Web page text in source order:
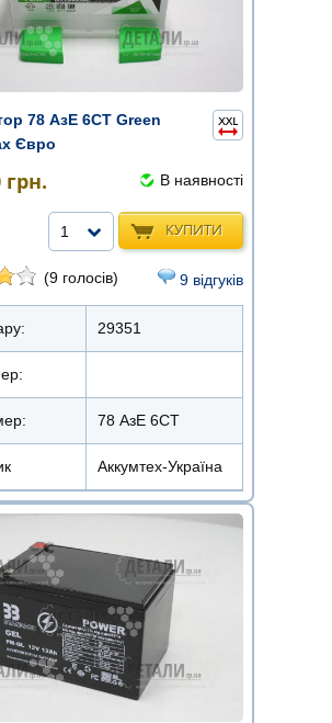
78 АзЕ 6СТ Green
Євро
грн. В наявності
КУПИТИ
1
(9 голосів) 9 відгуків
29351
78 АзЕ 6СТ
Аккумтех-Україна